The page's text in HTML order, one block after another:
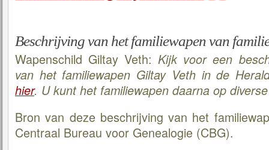
Beschrijving van het familiewapen van
Wapenschild Giltay Veth:Kijk voor een
van het familiewapen Giltay Veth in de
hier. U kunt het familiewapen daarna op
Bron van deze beschrijving van het
Centraal Bureau voor Genealogie (CBG).